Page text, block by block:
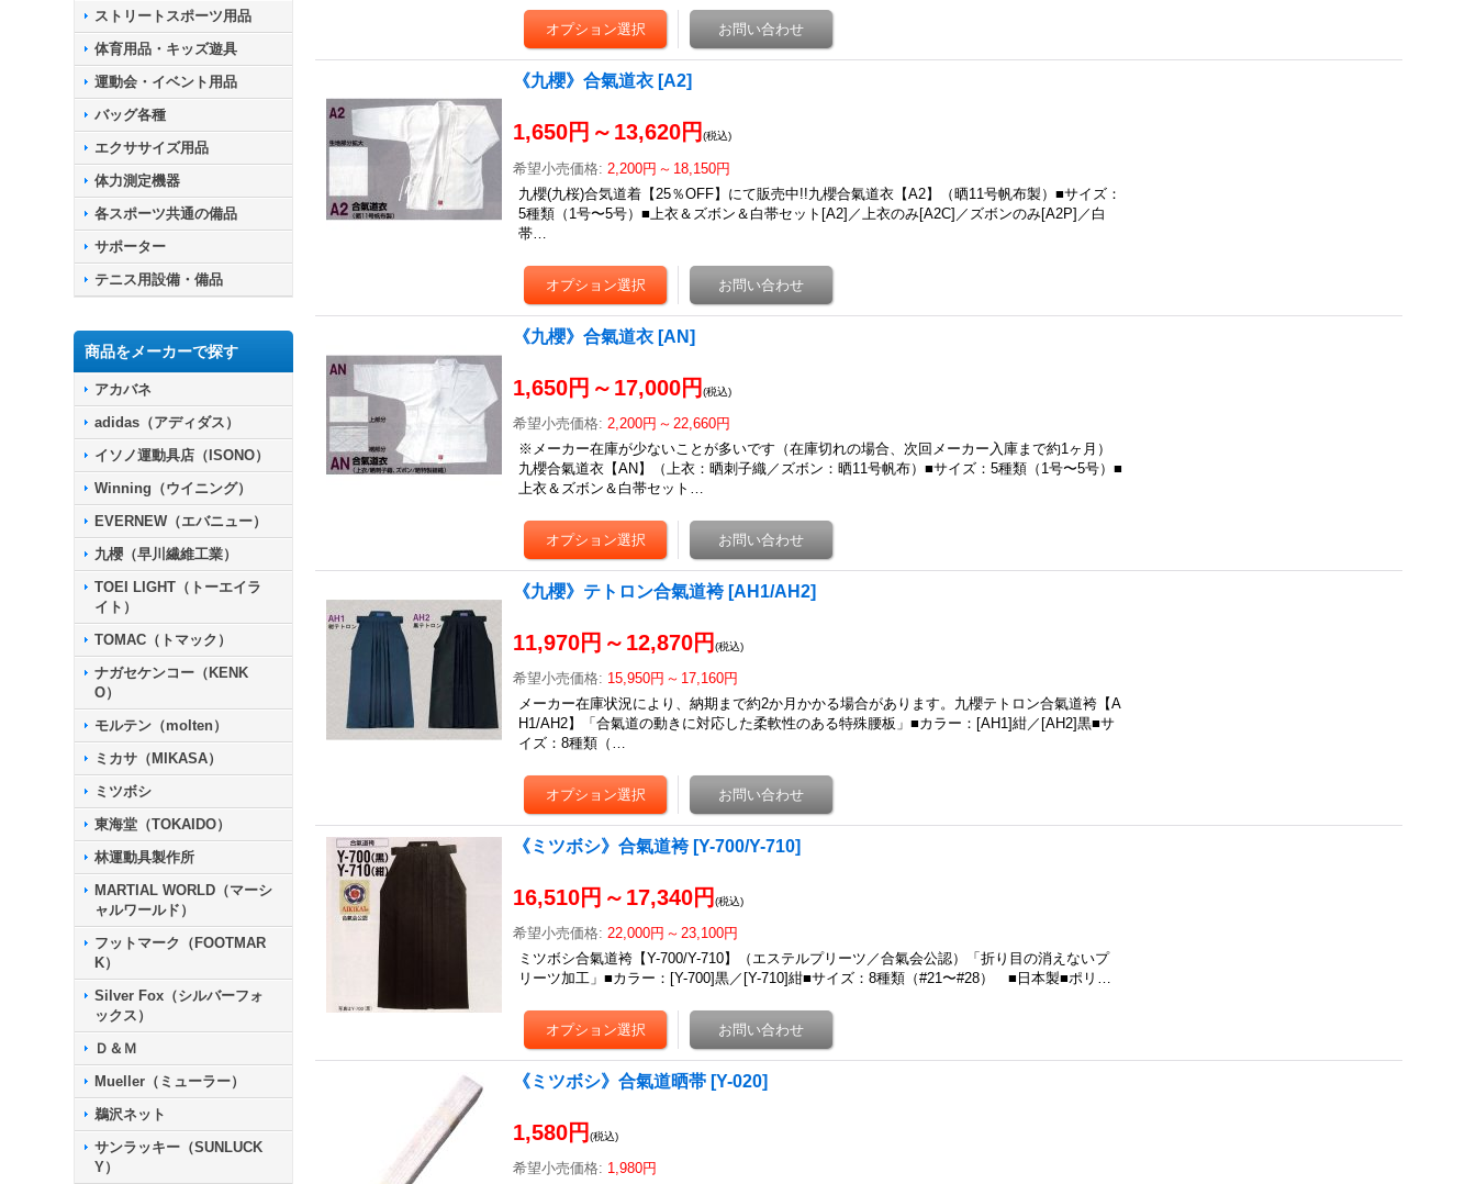
ストリートスポーツ用品
体育用品・キッズ遊具
運動会・イベント用品
バッグ各種
エクササイズ用品
体力測定機器
各スポーツ共通の備品
サポーター
テニス用設備・備品
商品をメーカーで探す
アカバネ
adidas（アディダス）
イソノ運動具店（ISONO）
Winning（ウイニング）
EVERNEW（エバニュー）
九櫻（早川繊維工業）
TOEI LIGHT（トーエイラ
イト）
TOMAC（トマック）
ナガセケンコー（KENK
O）
モルテン（molten）
ミカサ（MIKASA）
ミツボシ
東海堂（TOKAIDO）
林運動具製作所
MARTIAL WORLD（マーシ
ャルワールド）
フットマーク（FOOTMAR
K）
Silver Fox（シルバーフォ
ックス）
Ｄ＆Ｍ
Mueller（ミューラー）
鵜沢ネット
サンラッキー（SUNLUCK
Y）
《九櫻》合氣道衣 [A2]
1,650円 ～ 13,620円(税込)
希望小売価格: 2,200円 ～ 18,150円
九櫻(九桜)合気道着【25％OFF】にて販売中!!九櫻合氣道衣【A2】（晒11号帆布製）■サイズ：
5種類（1号〜5号）■上衣＆ズボン＆白帯セット[A2]／上衣のみ[A2C]／ズボンのみ[A2P]／白
帯…
《九櫻》合氣道衣 [AN]
1,650円 ～ 17,000円(税込)
希望小売価格: 2,200円 ～ 22,660円
※メーカー在庫が少ないことが多いです（在庫切れの場合、次回メーカー入庫まで約1ヶ月）
九櫻合氣道衣【AN】（上衣：晒刺子織／ズボン：晒11号帆布）■サイズ：5種類（1号〜5号）■
上衣＆ズボン＆白帯セット…
《九櫻》テトロン合氣道袴 [AH1/AH2]
11,970円 ～ 12,870円(税込)
希望小売価格: 15,950円 ～ 17,160円
メーカー在庫状況により、納期まで約2か月かかる場合があります。九櫻テトロン合氣道袴【A
H1/AH2】「合氣道の動きに対応した柔軟性のある特殊腰板」■カラー：[AH1]紺／[AH2]黒■サ
イズ：8種類（…
《ミツボシ》合氣道袴 [Y-700/Y-710]
16,510円 ～ 17,340円(税込)
希望小売価格: 22,000円 ～ 23,100円
ミツボシ合氣道袴【Y-700/Y-710】（エステルプリーツ／合氣会公認）「折り目の消えないプ
リーツ加工」■カラー：[Y-700]黒／[Y-710]紺■サイズ：8種類（#21〜#28） ■日本製■ポリ…
《ミツボシ》合氣道晒帯 [Y-020]
1,580円(税込)
希望小売価格: 1,980円